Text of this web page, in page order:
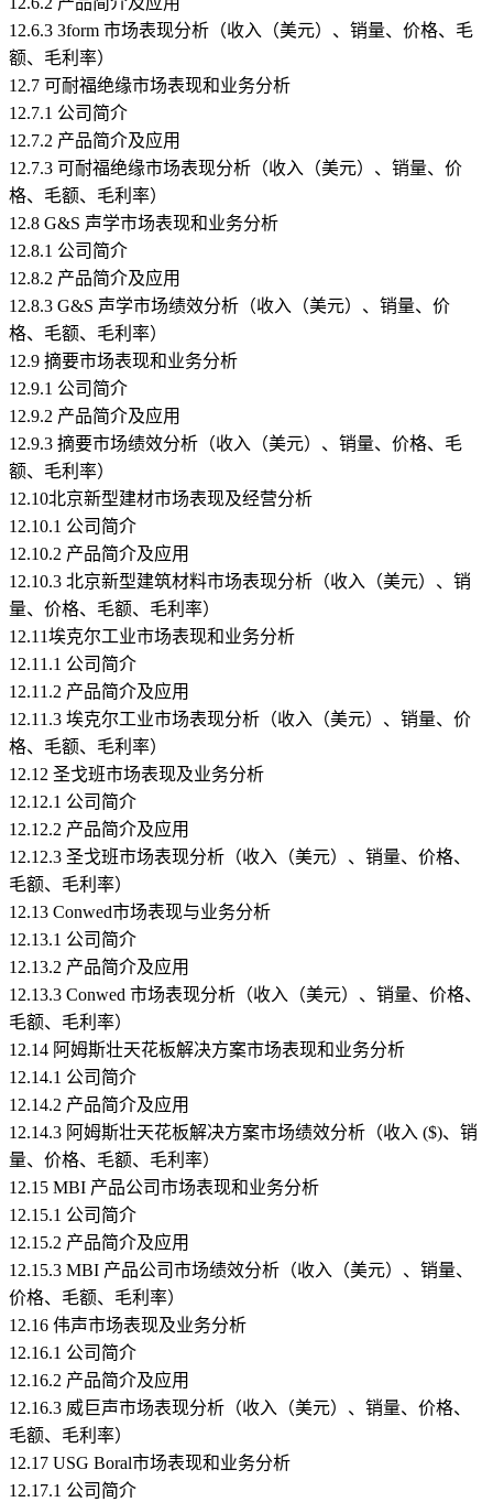
12.6.3 3form 市场表现分析（收入（美元）、销量、价格、毛
额、毛利率）
12.7 可耐福绝缘市场表现和业务分析
12.7.1 公司简介
12.7.2 产品简介及应用
12.7.3 可耐福绝缘市场表现分析（收入（美元）、销量、价
格、毛额、毛利率）
12.8 G&S 声学市场表现和业务分析
12.8.1 公司简介
12.8.2 产品简介及应用
12.8.3 G&S 声学市场绩效分析（收入（美元）、销量、价
格、毛额、毛利率）
12.9 摘要市场表现和业务分析
12.9.1 公司简介
12.9.2 产品简介及应用
12.9.3 摘要市场绩效分析（收入（美元）、销量、价格、毛
额、毛利率）
12.10北京新型建材市场表现及经营分析
12.10.1 公司简介
12.10.2 产品简介及应用
12.10.3 北京新型建筑材料市场表现分析（收入（美元）、销
量、价格、毛额、毛利率）
12.11埃克尔工业市场表现和业务分析
12.11.1 公司简介
12.11.2 产品简介及应用
12.11.3 埃克尔工业市场表现分析（收入（美元）、销量、价
格、毛额、毛利率）
12.12 圣戈班市场表现及业务分析
12.12.1 公司简介
12.12.2 产品简介及应用
12.12.3 圣戈班市场表现分析（收入（美元）、销量、价格、
毛额、毛利率）
12.13 Conwed市场表现与业务分析
12.13.1 公司简介
12.13.2 产品简介及应用
12.13.3 Conwed 市场表现分析（收入（美元）、销量、价格、
毛额、毛利率）
12.14 阿姆斯壮天花板解决方案市场表现和业务分析
12.14.1 公司简介
12.14.2 产品简介及应用
12.14.3 阿姆斯壮天花板解决方案市场绩效分析（收入 ($)、销
量、价格、毛额、毛利率）
12.15 MBI 产品公司市场表现和业务分析
12.15.1 公司简介
12.15.2 产品简介及应用
12.15.3 MBI 产品公司市场绩效分析（收入（美元）、销量、
价格、毛额、毛利率）
12.16 伟声市场表现及业务分析
12.16.1 公司简介
12.16.2 产品简介及应用
12.16.3 威巨声市场表现分析（收入（美元）、销量、价格、
毛额、毛利率）
12.17 USG Boral市场表现和业务分析
12.17.1 公司简介